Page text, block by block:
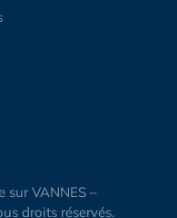
sur VANNES –
droits réservés.